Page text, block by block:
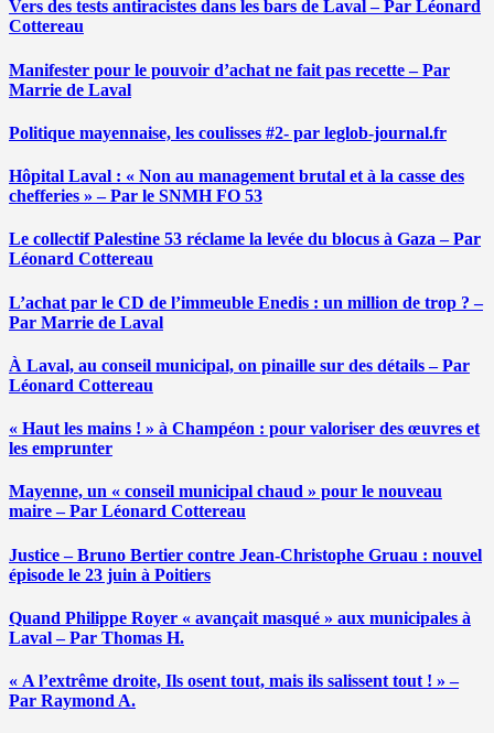
Vers des tests antiracistes dans les bars de Laval – Par Léonard
Cottereau
Manifester pour le pouvoir d’achat ne fait pas recette – Par
Marrie de Laval
Politique mayennaise, les coulisses #2- par leglob-journal.fr
Hôpital Laval : « Non au management brutal et à la casse des
chefferies » – Par le SNMH FO 53
Le collectif Palestine 53 réclame la levée du blocus à Gaza – Par
Léonard Cottereau
L’achat par le CD de l’immeuble Enedis : un million de trop ? –
Par Marrie de Laval
À Laval, au conseil municipal, on pinaille sur des détails – Par
Léonard Cottereau
« Haut les mains ! » à Champéon : pour valoriser des œuvres et
les emprunter
Mayenne, un « conseil municipal chaud » pour le nouveau
maire – Par Léonard Cottereau
Justice – Bruno Bertier contre Jean-Christophe Gruau : nouvel
épisode le 23 juin à Poitiers
Quand Philippe Royer « avançait masqué » aux municipales à
Laval – Par Thomas H.
« A l’extrême droite, Ils osent tout, mais ils salissent tout ! » –
Par Raymond A.